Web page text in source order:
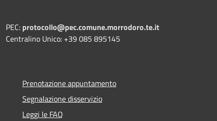
PEC: protocollo@pec.comune.morrodoro.te.it
Centralino Unico: +39 085 895145
Prenotazione appuntamento
Segnalazione disservizio
Leggi le FAQ